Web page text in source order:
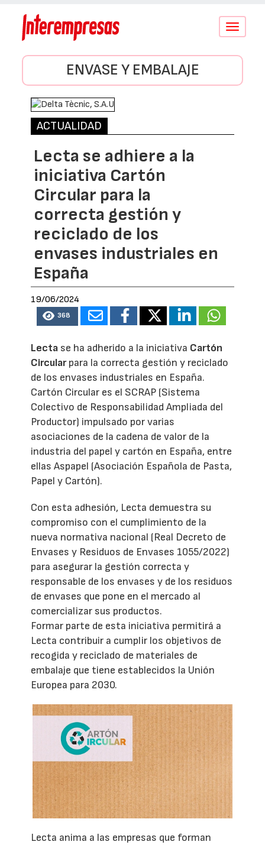
Conmutar
ENVASE Y EMBALAJE
ACTUALIDAD
Lecta se adhiere a la
iniciativa Cartón
Circular para la
correcta gestión y
reciclado de los
envases industriales en
España
19/06/2024
368
Lecta se ha adherido a la iniciativa Cartón
Circularpara la correcta gestión y reciclado
de los envases industriales en España.
Cartón Circular es el SCRAP (Sistema
Colectivo de Responsabilidad Ampliada del
Productor) impulsado por varias
asociaciones de la cadena de valor de la
industria del papel y cartón en España, entre
ellas Aspapel (Asociación Española de Pasta,
Papel y Cartón).
Con esta adhesión, Lecta demuestra su
compromiso con el cumplimiento de la
nueva normativa nacional (Real Decreto de
Envases y Residuos de Envases 1055/2022)
para asegurar la gestión correcta y
responsable de los envases y de los residuos
de envases que pone en el mercado al
comercializar sus productos.
Formar parte de esta iniciativa permitirá a
Lecta contribuir a cumplir los objetivos de
recogida y reciclado de materiales de
embalaje que tiene establecidos la Unión
Europea para 2030.
Lecta anima a las empresas que forman